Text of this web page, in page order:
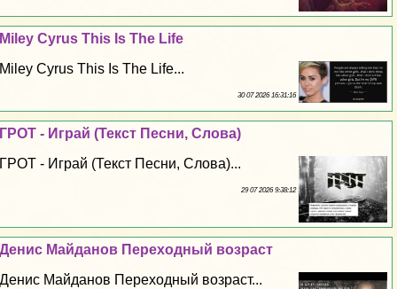
Miley Cyrus This Is The Life
Miley Cyrus This Is The Life...
30 07 2026 16:31:16
ГРОТ - Играй (Текст Песни, Слова)
ГРОТ - Играй (Текст Песни, Слова)...
29 07 2026 9:38:12
Денис Майданов Переходный возраст
Денис Майданов Переходный возраст...